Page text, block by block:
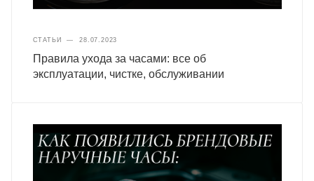
СТАТЬИ — 28.07.2023
Правила ухода за часами: все об
эксплуатации, чистке, обслуживании